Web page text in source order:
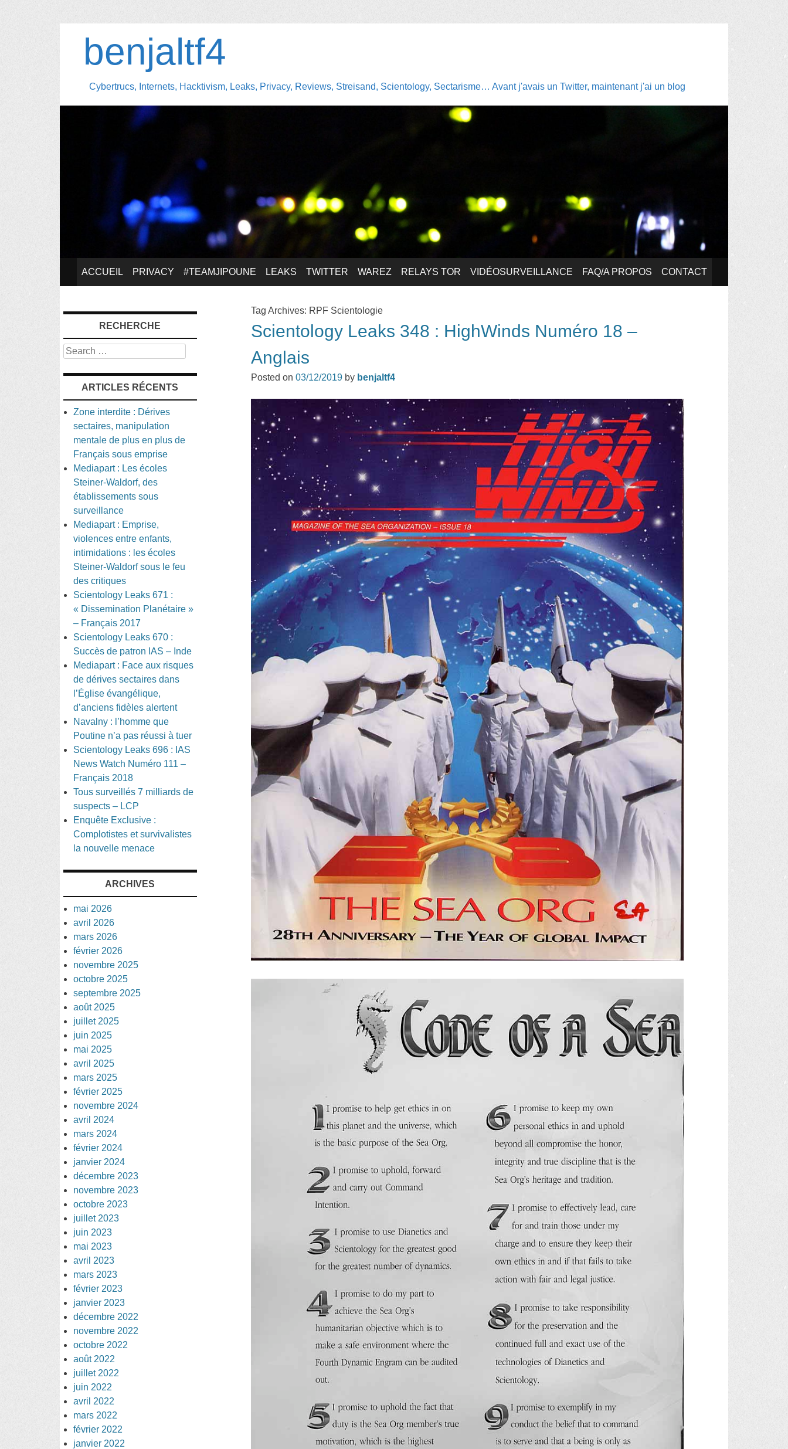
benjaltf4
Cybertrucs, Internets, Hacktivism, Leaks, Privacy, Reviews, Streisand, Scientology, Sectarisme… Avant j'avais un Twitter, maintenant j'ai un blog
SKIP
CONTENT
ACCUEIL PRIVACY #TEAMJIPOUNE LEAKS TWITTER WAREZ RELAYS TOR VIDÉOSURVEILLANCE FAQ/A PROPOS CONTACT
Tag Archives: RPF Scientologie
Scientology Leaks 348 : HighWinds Numéro 18 –
Anglais
Posted on03/12/2019 by benjaltf4
RECHERCHE
Search
ARTICLES RÉCENTS
Zone interdite : Dérives
sectaires, manipulation
mentale de plus en plus de
Français sous emprise
Mediapart : Les écoles
Steiner-Waldorf, des
établissements sous
surveillance
Mediapart : Emprise,
violences entre enfants,
intimidations : les écoles
Steiner-Waldorf sous le feu
des critiques
Scientology Leaks 671 :
« Dissemination Planétaire »
– Français 2017
Scientology Leaks 670 :
Succès de patron IAS – Inde
Mediapart : Face aux risques
de dérives sectaires dans
l’Église évangélique,
d’anciens fidèles alertent
Navalny : l’homme que
Poutine n’a pas réussi à tuer
Scientology Leaks 696 : IAS
News Watch Numéro 111 –
Français 2018
Tous surveillés 7 milliards de
suspects – LCP
Enquête Exclusive :
Complotistes et survivalistes
la nouvelle menace
ARCHIVES
mai 2026
avril 2026
mars 2026
février 2026
novembre 2025
octobre 2025
septembre 2025
août 2025
juillet 2025
juin 2025
mai 2025
avril 2025
mars 2025
février 2025
novembre 2024
avril 2024
mars 2024
février 2024
janvier 2024
décembre 2023
novembre 2023
octobre 2023
juillet 2023
juin 2023
mai 2023
avril 2023
mars 2023
février 2023
janvier 2023
décembre 2022
novembre 2022
octobre 2022
août 2022
juillet 2022
juin 2022
avril 2022
mars 2022
février 2022
janvier 2022